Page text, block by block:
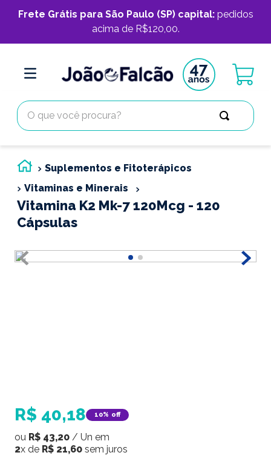
Frete Grátis para São Paulo (SP) capital:pedidos
acima de R$120,00.
O que você procura?
Suplementos e Fitoterápicos
Vitaminas e Minerais
Vitamina K2 Mk-7 120Mcg - 120
Cápsulas
R$ 40,18 10% off
ou R$ 43,20 / Un em
2x de R$ 21,60 sem juros